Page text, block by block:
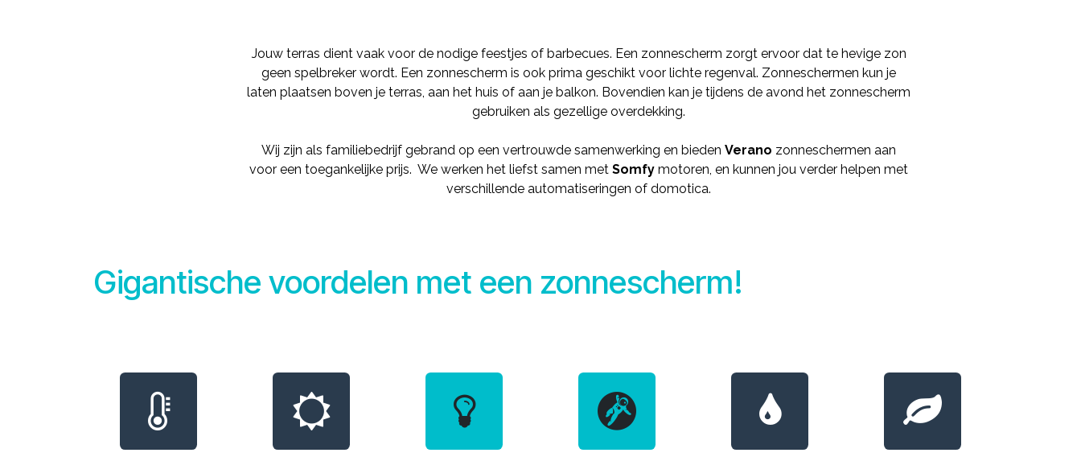
Jouw terras dient vaak voor de nodige feestjes of barbecues. Een zonnescherm zorgt ervoor dat te hevige zon
geen spelbreker wordt. Een zonnescherm is ook prima geschikt voor lichte regenval. Zonneschermen kun je
laten plaatsen boven je terras, aan het huis of aan je balkon. Bovendien kan je tijdens de avond het zonnescherm
gebruiken als gezellige overdekking.
Wij zijn als familiebedrijf gebrand op een vertrouwde samenwerking en bieden Verano zonneschermen aan
voor een toegankelijke prijs. We werken het liefst samen met Somfy motoren, en kunnen jou verder helpen met
verschillende automatiseringen of domotica.
Gigantische voordelen met een zonnescherm!